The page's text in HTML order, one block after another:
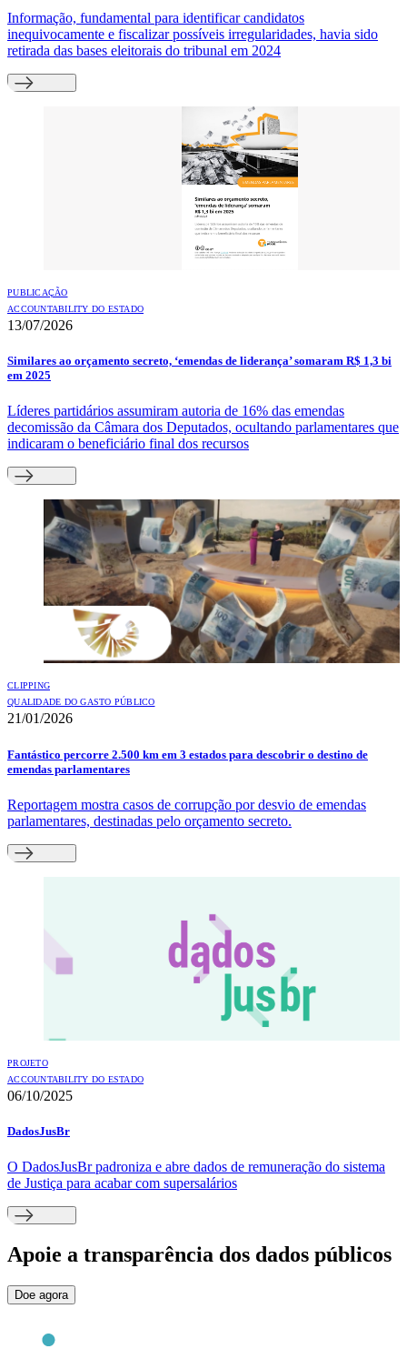
Informação, fundamental para identificar candidatos
inequivocamente e fiscalizar possíveis irregularidades, havia sido
retirada das bases eleitorais do tribunal em 2024
PUBLICAÇÃO
ACCOUNTABILITY DO ESTADO
13/07/2026
Similares ao orçamento secreto, ‘emendas de liderança’ somaram R$ 1,3 bi
em 2025
Líderes partidários assumiram autoria de 16% das emendas
decomissão da Câmara dos Deputados, ocultando parlamentares que
indicaram o beneficiário final dos recursos
CLIPPING
QUALIDADE DO GASTO PÚBLICO
21/01/2026
Fantástico percorre 2.500 km em 3 estados para descobrir o destino de
emendas parlamentares
Reportagem mostra casos de corrupção por desvio de emendas
parlamentares, destinadas pelo orçamento secreto.
PROJETO
ACCOUNTABILITY DO ESTADO
06/10/2025
DadosJusBr
O DadosJusBr padroniza e abre dados de remuneração do sistema
de Justiça para acabar com supersalários
Apoie a transparência dos dados públicos
Doe agora